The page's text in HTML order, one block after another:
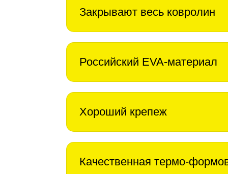
Закрывают весь ковролин
Российский EVA-материал
Хороший крепеж
Качественная термо-